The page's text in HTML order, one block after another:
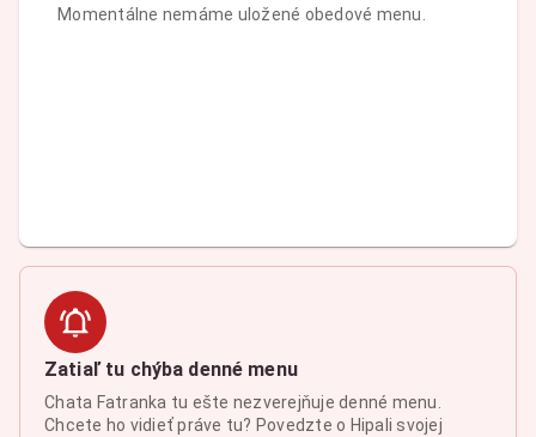
Momentálne nemáme uložené obedové menu.
Zatiaľ tu chýba denné menu
Chata Fatranka tu ešte nezverejňuje denné menu.
Chcete ho vidieť práve tu? Povedzte o Hipali svojej